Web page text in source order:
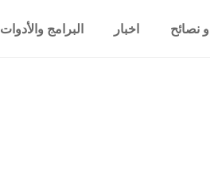
نصائح اخبار البرامج والأدوات